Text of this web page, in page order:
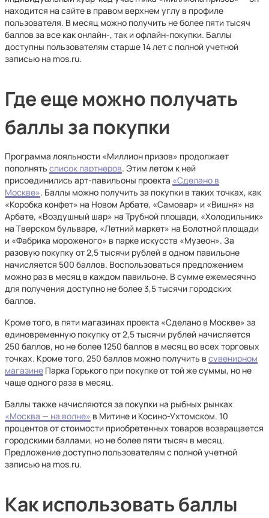
находится на сайте в правом верхнем углу в профиле
пользователя. В месяц можно получить не более пяти тысяч
баллов за все как онлайн-, так и офлайн-покупки. Баллы
доступны пользователям старше 14 лет с полной учетной
записью на mos.ru.
Где еще можно получать
баллы за покупки
Программа лояльности «Миллион призов» продолжает
пополнять список партнеров. Этим летом к ней
присоединились арт-павильоны проекта «Сделано в
Москве». Баллы можно получить за покупки в таких точках, как
«Коробка конфет» на Новом Арбате, «Самовар» и «Вишня» на
Арбате, «Воздушный шар» на Трубной площади, «Холодильник»
на Тверском бульваре, «Летний маркет» на Болотной площади
и «Фабрика мороженого» в парке искусств «Музеон». За
разовую покупку от 2,5 тысячи рублей в одном павильоне
начисляется 500 баллов. Воспользоваться предложением
можно раз в месяц в каждом павильоне. В сумме ежемесячно
для получения доступно не более 3,5 тысячи городских
баллов.
Кроме того, в пяти магазинах проекта «Сделано в Москве» за
единовременную покупку от 2,5 тысячи рублей начисляется
250 баллов, но не более 1250 баллов в месяц во всех торговых
точках. Кроме того, 250 баллов можно получить в сувенирном
магазине Парка Горького при покупке от той же суммы, но не
чаще одного раза в месяц.
Баллы также начисляются за покупки на рыбных рынках
«Москва — на волне» в Митине и Косино-Ухтомском. 10
процентов от стоимости приобретенных товаров возвращается
городскими баллами, но не более пяти тысяч в месяц.
Предложение доступно пользователям с полной учетной
записью на mos.ru.
Как использовать баллы